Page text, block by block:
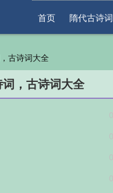
首页 隋代古诗词
古诗词大全
，古诗词大全